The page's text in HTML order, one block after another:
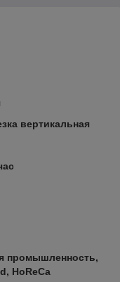
вертикальная
промышленность,
HoReCa